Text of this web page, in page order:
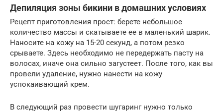
Депиляция зоны бикини в домашних условиях
Рецепт приготовления прост: берете небольшое
количество массы и скатываете ее в маленький шарик.
Наносите на кожу на 15-20 секунд, а потом резко
срываете. Здесь необходимо не передержать пасту на
волосах, иначе она сильно загустеет. После того, как вы
провели удаление, нужно нанести на кожу
успокаивающий крем.
В следующий раз провести шугаринг нужно только